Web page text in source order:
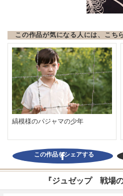
この作品が気になる人には、こち
縞模様のパジャマの少年
この作品をシェアする
『ジュゼップ 戦場